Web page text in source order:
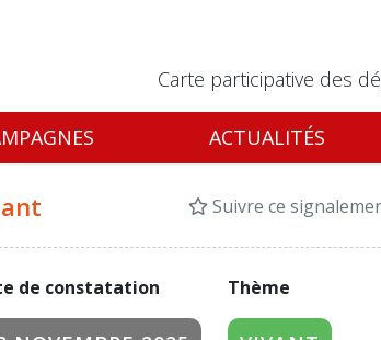
Carte participative des
ACTUALITÉS
Suivre ce
de constatation Thème